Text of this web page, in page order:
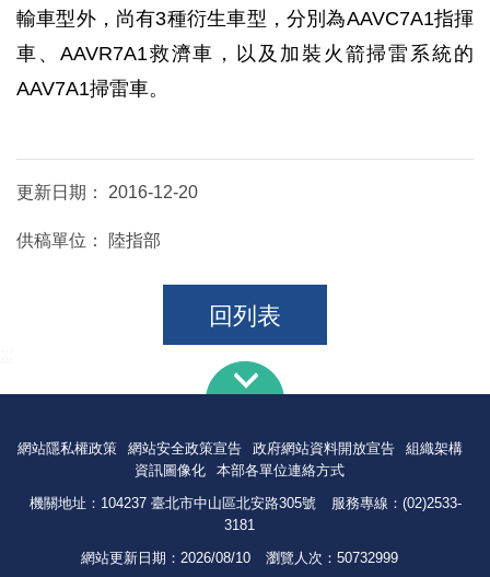
輸車型外，尚有3種衍生車型，分別為AAVC7A1指揮
車、AAVR7A1救濟車，以及加裝火箭掃雷系統的
AAV7A1掃雷車。
更新日期： 2016-12-20
供稿單位： 陸指部
回列表
網站隱私權政策 網站安全政策宣告 政府網站資料開放宣告
組織架構
資訊圖像化
本部各單位連絡方式
機關地址：104237 臺北市中山區北安路305號
服務專線：(02)2533-
3181
網站更新日期： 2026/08/10 瀏覽人次： 50732999